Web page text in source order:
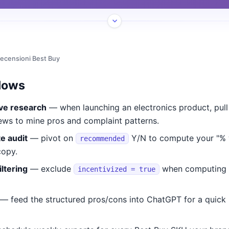
Best Buy
research — when launching an electronics product,
to mine pros and complaint patterns.
audit — pivot on recommended
Y/N to compute your
— exclude incentivized = true when
feed the structured pros/cons into ChatGPT for a quick